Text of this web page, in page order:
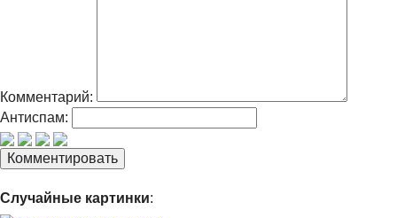
Комментарий:
Антиспам:
Случайные картинки: